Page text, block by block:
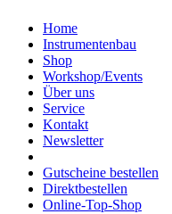
Home
Instrumentenbau
Shop
Workshop/Events
Über uns
Service
Kontakt
Newsletter
Gutscheine bestellen
Direktbestellen
Online-Top-Shop